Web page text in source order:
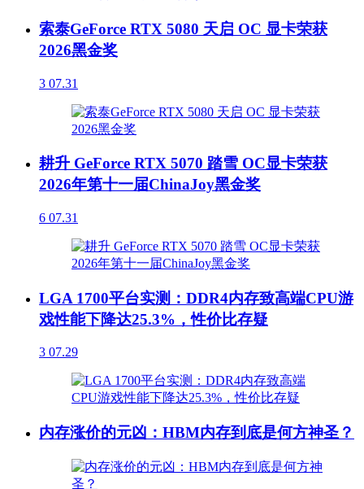
索泰GeForce RTX 5080 天启 OC 显卡荣获
2026黑金奖
3 07.31
耕升 GeForce RTX 5070 踏雪 OC显卡荣获
2026年第十一届ChinaJoy黑金奖
6 07.31
LGA 1700平台实测：DDR4内存致高端CPU游
戏性能下降达25.3%，性价比存疑
3 07.29
内存涨价的元凶：HBM内存到底是何方神圣？